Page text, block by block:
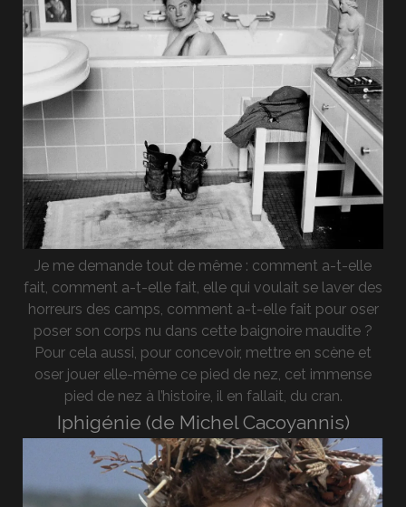
Je me demande tout de même : comment a-t-elle
fait, comment a-t-elle fait, elle qui voulait se laver des
horreurs des camps, comment a-t-elle fait pour oser
poser son corps nu dans cette baignoire maudite ?
Pour cela aussi, pour concevoir, mettre en scène et
oser jouer elle-même ce pied de nez, cet immense
pied de nez à l’histoire, il en fallait, du cran.
Iphigénie (de Michel Cacoyannis)